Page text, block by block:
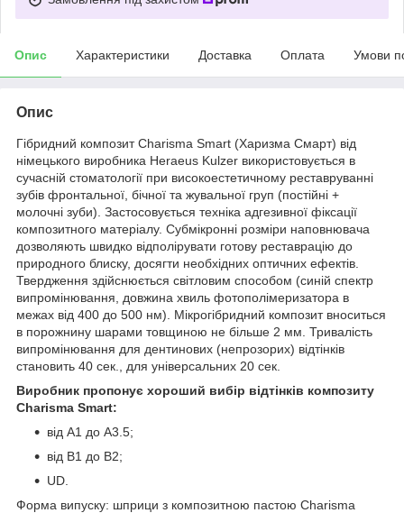
Опис Характеристики Доставка Оплата Умови
Опис
Гібридний композит Charisma Smart (Харизма Смарт) від
німецького виробника Heraeus Kulzer використовується в
сучасній стоматології при високоестетичному реставруванні
зубів фронтальної, бічної та жувальної груп (постійні +
молочні зуби). Застосовується техніка адгезивної фіксації
композитного матеріалу. Субмікронні розміри наповнювача
дозволяють швидко відполірувати готову реставрацію до
природного блиску, досягти необхідних оптичних ефектів.
Твердження здійснюється світловим способом (синій спектр
випромінювання, довжина хвиль фотополімеризатора в
межах від 400 до 500 нм). Мікрогібридний композит вноситься
в порожнину шарами товщиною не більше 2 мм. Тривалість
випромінювання для дентинових (непрозорих) відтінків
становить 40 сек., для універсальних 20 сек.
Виробник пропонує хороший вибір відтінків композиту
Charisma Smart:
від А1 до А3.5;
від В1 до В2;
UD.
Форма випуску: шприци з композитною пастою Charisma